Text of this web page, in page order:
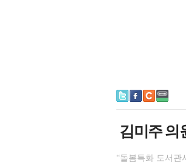
김미주 의
“돌봄특화 도서관